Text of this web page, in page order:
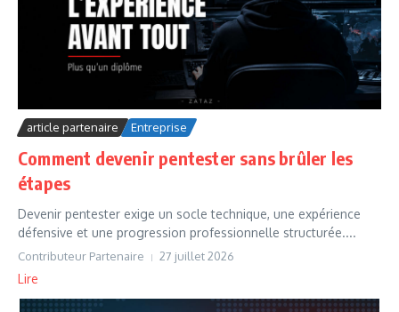
article partenaire Entreprise
Comment devenir pentester sans brûler les
étapes
Devenir pentester exige un socle technique, une expérience
défensive et une progression professionnelle structurée....
Contributeur Partenaire 27 juillet 2026
Lire